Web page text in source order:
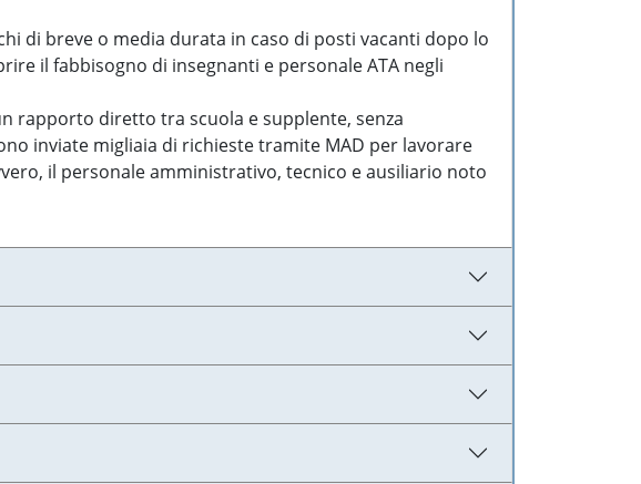
di breve o media durata in caso di posti vacanti dopo lo
il fabbisogno di insegnanti e personale ATA negli
rapporto diretto tra scuola e supplente, senza
inviate migliaia di richieste tramite MAD per lavorare
il personale amministrativo, tecnico e ausiliario noto